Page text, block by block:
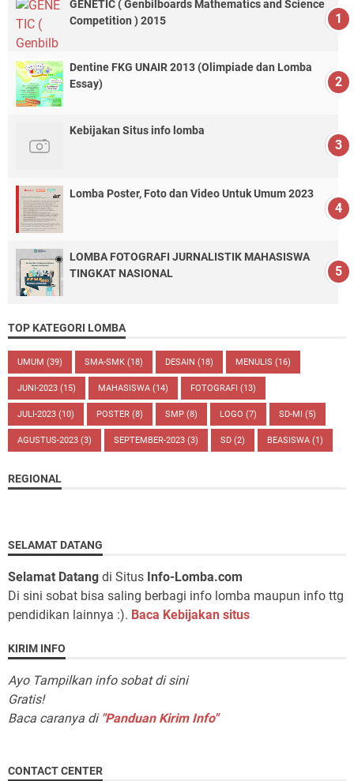
GENETIC ( Genbilboards Mathematics and Science
Competition ) 2015
Dentine FKG UNAIR 2013 (Olimpiade dan Lomba
Essay)
Kebijakan Situs info lomba
Lomba Poster, Foto dan Video Untuk Umum 2023
LOMBA FOTOGRAFI JURNALISTIK MAHASISWA
TINGKAT NASIONAL
TOP KATEGORI LOMBA
UMUM (39) SMA-SMK (18) DESAIN (18) MENULIS (16)
JUNI-2023 (15) MAHASISWA (14) FOTOGRAFI (13)
JULI-2023 (10) POSTER (8) SMP (8) LOGO (7) SD-MI (5)
AGUSTUS-2023 (3) SEPTEMBER-2023 (3) SD (2) BEASISWA (1)
REGIONAL
SELAMAT DATANG
Selamat Datang di Situs Info-Lomba.com
Di sini sobat bisa saling berbagi info lomba maupun info ttg
pendidikan lainnya :). Baca Kebijakan situs
KIRIM INFO
Ayo Tampilkan info sobat di sini
Gratis!
Baca caranya di "Panduan Kirim Info"
CONTACT CENTER